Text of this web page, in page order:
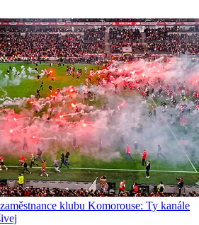
klubu Komorouse: Ty kanále